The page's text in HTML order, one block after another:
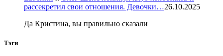
рассекретил свои отношения. Девочки…26.10.2025
Да Кристина, вы правильно сказали
Тэги